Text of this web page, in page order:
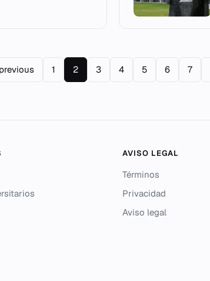
1 2 3 4 5 6 7
AVISO LEGAL
Términos
Privacidad
Aviso legal